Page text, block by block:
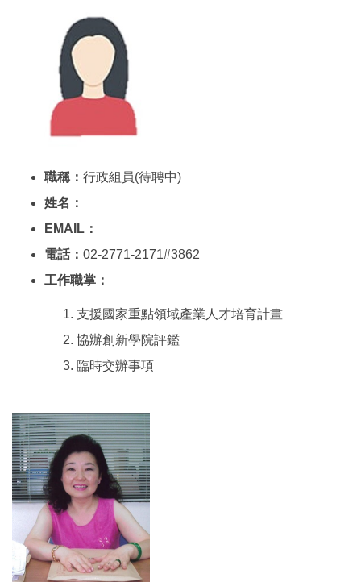
職稱： 行政組員(待聘中)
姓名：
EMAIL：
電話： 02-2771-2171#3862
工作職掌：
支援國家重點領域產業人才培育計畫
協辦創新學院評鑑
臨時交辦事項